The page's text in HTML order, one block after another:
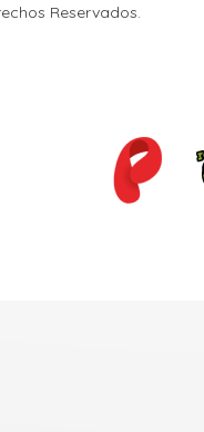
Reservados.